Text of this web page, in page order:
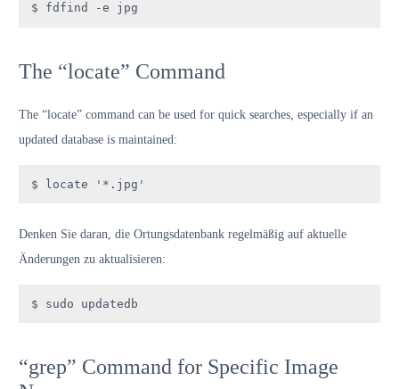
$ fdfind -e jpg
The “locate” Command
The “locate” command can be used for quick searches, especially if an
updated database is maintained:
$ locate '*.jpg'
Denken Sie daran, die Ortungsdatenbank regelmäßig auf aktuelle
Änderungen zu aktualisieren:
$ sudo updatedb
“grep” Command for Specific Image